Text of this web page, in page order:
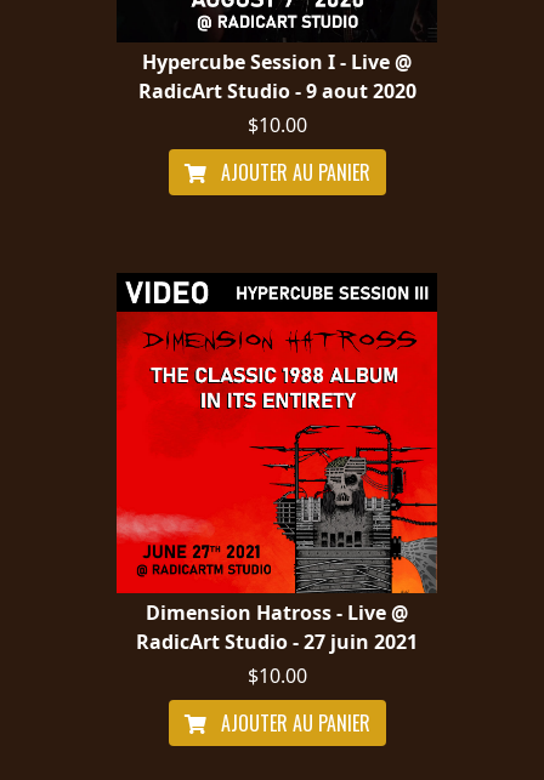
Hypercube Session I - Live @
RadicArt Studio - 9 aout 2020
$10.00
AJOUTER AU PANIER
Dimension Hatross - Live @
RadicArt Studio - 27 juin 2021
$10.00
AJOUTER AU PANIER